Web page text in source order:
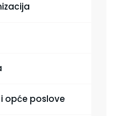
opće poslove